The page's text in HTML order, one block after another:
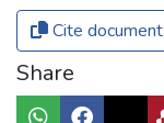
Cite document
Share